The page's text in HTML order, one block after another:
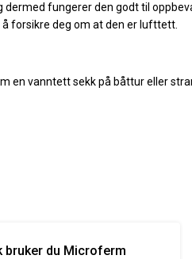
fungerer den godt til
forsikre deg om at den er lufttett.
en vanntett sekk på båttur eller
bruker du Microferm